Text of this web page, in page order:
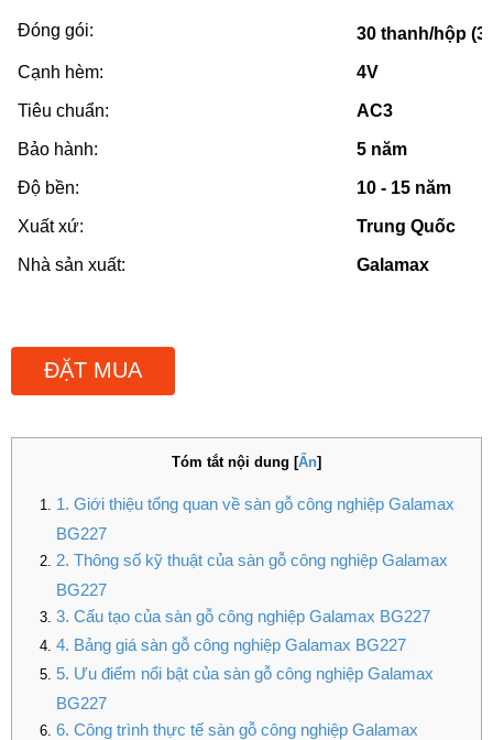
Đóng gói: 30 thanh/hộp
Cạnh hèm: 4V
Tiêu chuẩn: AC3
Bảo hành: 5 năm
Độ bền: 10 - 15 năm
Xuất xứ: Trung Quốc
Nhà sản xuất: Galamax
ĐẶT MUA
Tóm tắt nội dung [Ẩn]
1. Giới thiệu tổng quan về sàn gỗ công nghiệp Galamax
BG227
2. Thông số kỹ thuật của sàn gỗ công nghiệp Galamax
BG227
3. Cấu tạo của sàn gỗ công nghiệp Galamax BG227
4. Bảng giá sàn gỗ công nghiệp Galamax BG227
5. Ưu điểm nổi bật của sàn gỗ công nghiệp Galamax
BG227
6. Công trình thực tế sàn gỗ công nghiệp Galamax